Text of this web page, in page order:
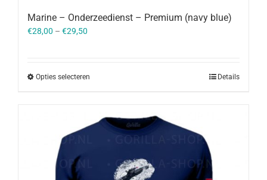
Marine – Onderzeedienst – Premium (navy blue)
€28,00 – €29,50
Opties selecteren Details